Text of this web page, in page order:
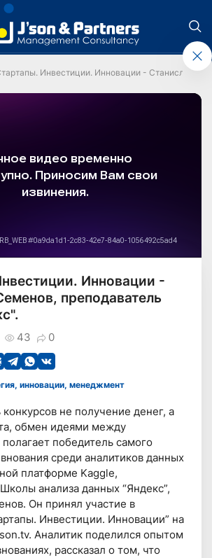
Инвестиции. Инновации - Станислав
Инновации -
преподаватель
43 0
инновации, менеджмент
не получение денег, а
обмен идеями между
победитель самого
среди аналитиков данных
платформе Kaggle,
анализа данных “Яндекс”,
Он принял участие в
Инвестиции. Инновации” на
Аналитик поделился опытом
рассказал о том, что